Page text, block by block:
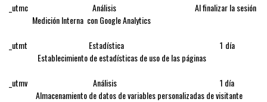
_utmc Análisis Al finalizar la sesión
Medición Interna con Google Analytics
_utmt Estadística 1 día
Establecimiento de estadísticas de uso de las páginas
_utmv Análisis 1 día
Almacenamiento de datos de variables personalizadas de visitante